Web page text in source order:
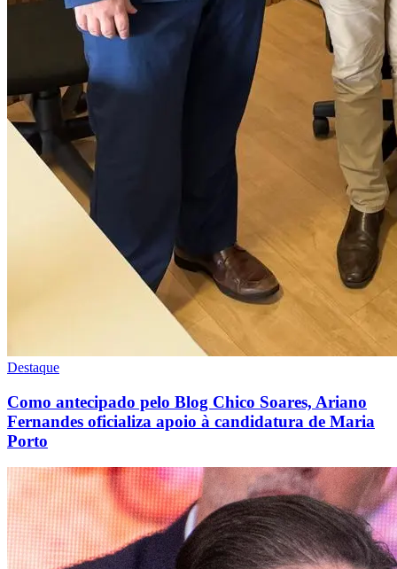
Destaque
Como antecipado pelo Blog Chico Soares, Ariano
Fernandes oficializa apoio à candidatura de Maria
Porto